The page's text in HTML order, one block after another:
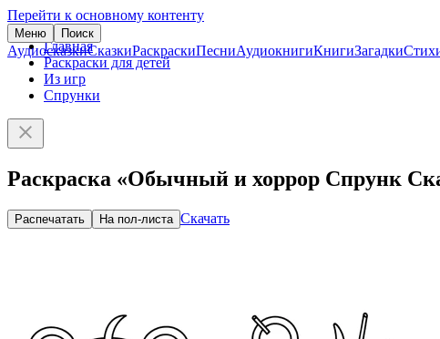
Перейти к основному контенту
Меню Поиск
АудиосказкиСказкиРаскраскиПесниАудиокнигиКнигиЗагадки
Главная
Раскраски для детей
Из игр
Спрунки
Раскраска «Обычный и хоррор Спрунк
Распечатать На пол-листа Скачать